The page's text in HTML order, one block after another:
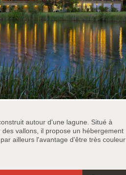
autour d'une lagune. Situé à
vallons, il propose un hébergement
ailleurs l'avantage d'être très couleur